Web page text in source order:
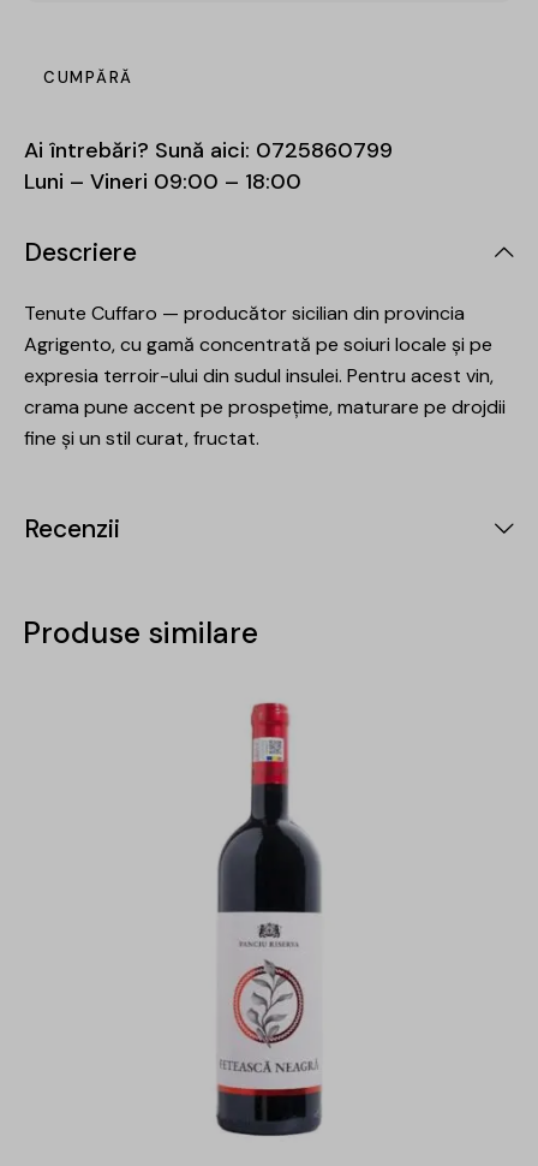
CUMPĂRĂ
Ai întrebări? Sună aici: 0725860799
Luni – Vineri 09:00 – 18:00
Descriere
Tenute Cuffaro — producător sicilian din provincia
Agrigento, cu gamă concentrată pe soiuri locale și pe
expresia terroir-ului din sudul insulei. Pentru acest vin,
crama pune accent pe prospețime, maturare pe drojdii
fine și un stil curat, fructat.
Recenzii
Produse similare